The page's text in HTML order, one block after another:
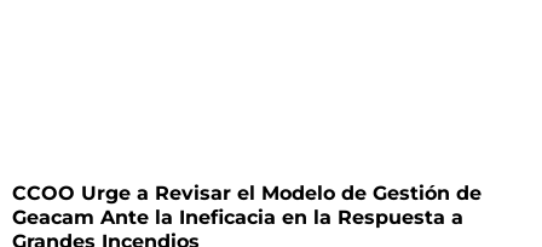
CCOO Urge a Revisar el Modelo de Gestión de
Geacam Ante la Ineficacia en la Respuesta a
Grandes Incendios